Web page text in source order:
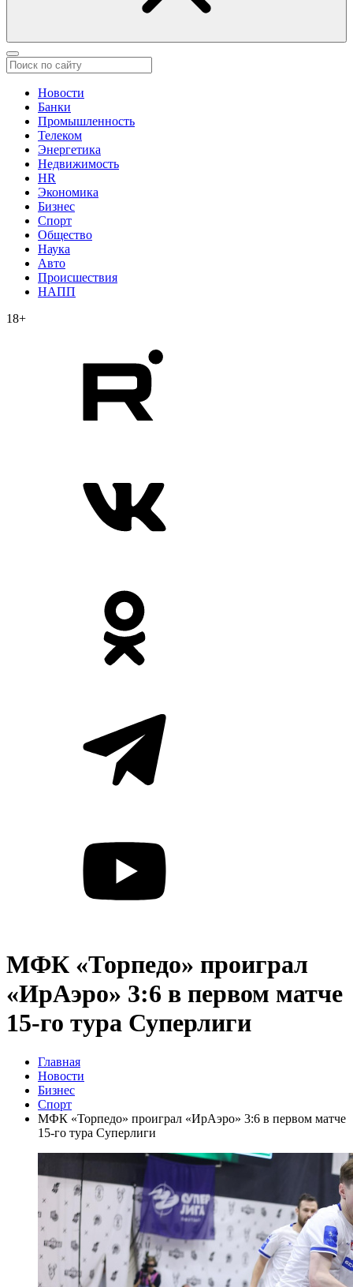
Новости
Банки
Промышленность
Телеком
Энергетика
Недвижимость
HR
Экономика
Бизнес
Спорт
Общество
Наука
Авто
Происшествия
НАПП
18+
МФК «Торпедо» проиграл
«ИрАэро» 3:6 в первом матче
15-го тура Суперлиги
Главная
Новости
Бизнес
Спорт
МФК «Торпедо» проиграл «ИрАэро» 3:6 в первом матче
15-го тура Суперлиги